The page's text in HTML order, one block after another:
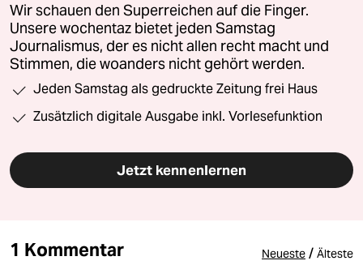
Wir schauen den Superreichen auf die Finger.
Unsere wochentaz bietet jeden Samstag
Journalismus, der es nicht allen recht macht und
Stimmen, die woanders nicht gehört werden.
Jeden Samstag als gedruckte Zeitung frei Haus
Zusätzlich digitale Ausgabe inkl. Vorlesefunktion
Jetzt kennenlernen
1 Kommentar Neueste / Älteste